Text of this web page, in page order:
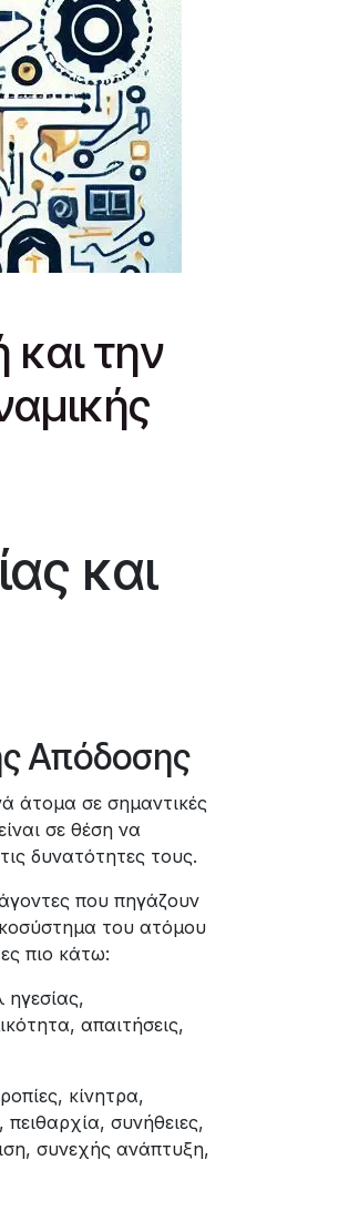
και την
και
Απόδοσης
άτομα σε σημαντικές
σε θέση να
δυνατότητες τους.
που πηγάζουν
του ατόμου
πιο κάτω:
απαιτήσεις,
κίνητρα,
συνήθειες,
συνεχής ανάπτυξη,